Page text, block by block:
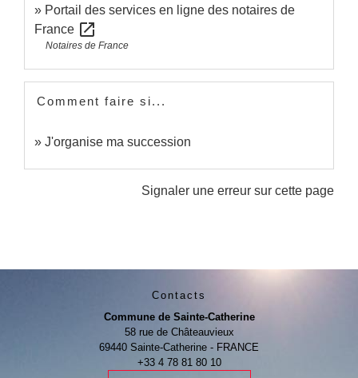
Portail des services en ligne des notaires de
France open_in_new
Notaires de France
Comment faire si...
J'organise ma succession
Signaler une erreur sur cette page
Contacts
Commune de Sainte-Catherine
58 rue de Châteauvieux
69440 Sainte-Catherine - FRANCE
+33 4 78 81 80 10